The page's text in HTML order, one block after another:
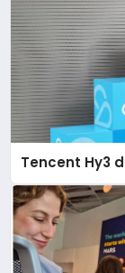
Tencent Hy3